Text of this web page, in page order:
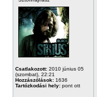
Csatlakozott: 2010 június 05
(szombat), 22:21
Hozzászólások: 1636
Tartózkodási hely: pont ott